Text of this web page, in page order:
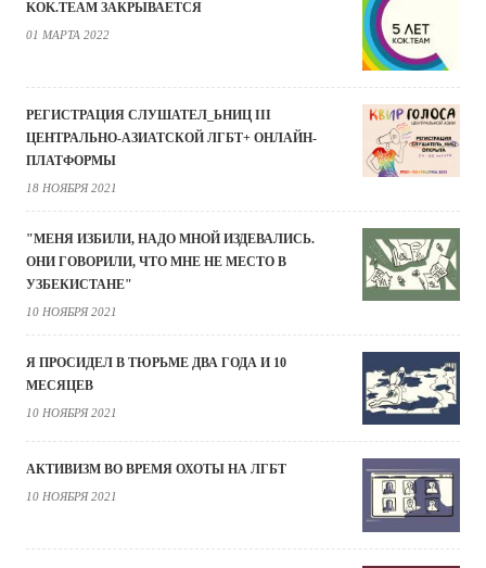
KOK.TEAM ЗАКРЫВАЕТСЯ
01 МАРТА 2022
РЕГИСТРАЦИЯ СЛУШАТЕЛ_ЬНИЦ III
ЦЕНТРАЛЬНО-АЗИАТСКОЙ ЛГБТ+ ОНЛАЙН-
ПЛАТФОРМЫ
18 НОЯБРЯ 2021
"МЕНЯ ИЗБИЛИ, НАДО МНОЙ ИЗДЕВАЛИСЬ.
ОНИ ГОВОРИЛИ, ЧТО МНЕ НЕ МЕСТО В
УЗБЕКИСТАНЕ"
10 НОЯБРЯ 2021
Я ПРОСИДЕЛ В ТЮРЬМЕ ДВА ГОДА И 10
МЕСЯЦЕВ
10 НОЯБРЯ 2021
АКТИВИЗМ ВО ВРЕМЯ ОХОТЫ НА ЛГБТ
10 НОЯБРЯ 2021